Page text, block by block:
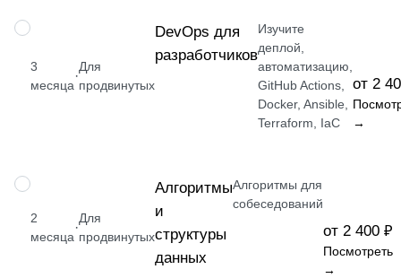
ПРОФЕССИЯ
3
месяца
·
Для
продвинутых
DevOps для
разработчиков
Изучите
деплой,
автоматизацию,
GitHub Actions,
Docker, Ansible,
Terraform, IaC
от 2
→
НАВЫК
2
месяца
·
Для
продвинутых
Алгоритмы
и
структуры
данных
Алгоритмы для
собеседований
от 2 400 ₽
Посмотреть
→